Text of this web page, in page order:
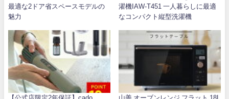
最適な2ドア省スペースモデルの
魅力
濯機IAW-T451 一人暮らしに最適
なコンパクト縦型洗濯機